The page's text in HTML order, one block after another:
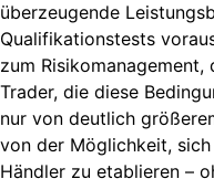
überzeugende
Qualifikationstests
zum
Trader, die diese
nur von deutlich
von der Möglichkeit,
Händler zu etablieren –